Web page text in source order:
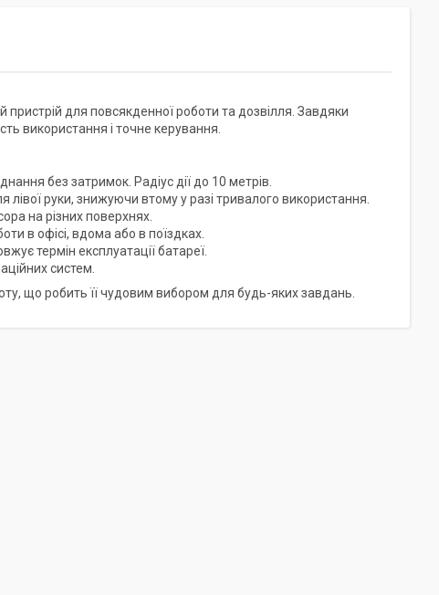
для повсякденної роботи та дозвілля. Завдяки
використання і точне керування.
без затримок. Радіус дії до 10 метрів.
руки, знижуючи втому у разі тривалого використання.
на різних поверхнях.
в офісі, вдома або в поїздках.
термін експлуатації батареї.
систем.
що робить її чудовим вибором для будь-яких завдань.